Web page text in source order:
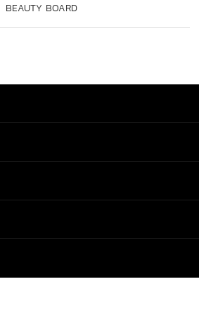
BEAUTY BOARD